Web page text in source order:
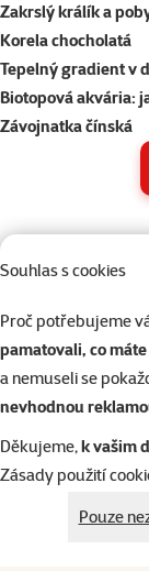
Souhlas s cookies
Proč potřebujeme
pamatovali, co
a nemuseli se
nevhodnou
Děkujeme,k vašim
Zásady použití
Pouze
Zakrslý králík a
Korela chocholatá
Tepelný gradient v
Biotopová akvária:
Závojnatka čínská